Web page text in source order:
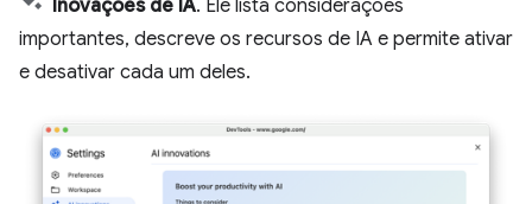
Inovações de IA. Ele lista considerações
importantes, descreve os recursos de IA e permite ativar
e desativar cada um deles.